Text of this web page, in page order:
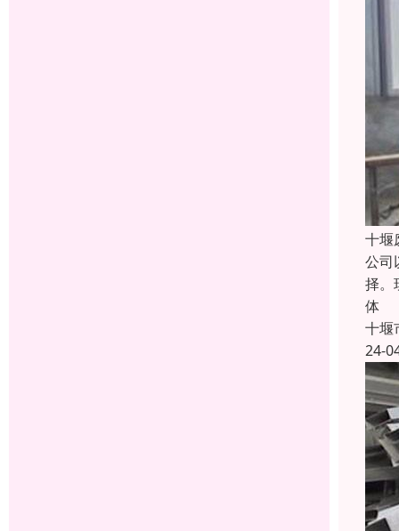
十堰
公司
择。
体
十堰
24-